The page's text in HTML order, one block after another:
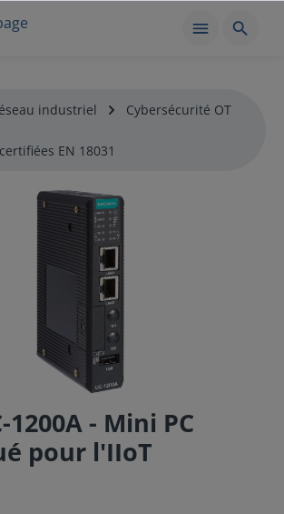
industriel Cybersécurité OT
EN 18031
1200A - Mini PC
pour l'IIoT